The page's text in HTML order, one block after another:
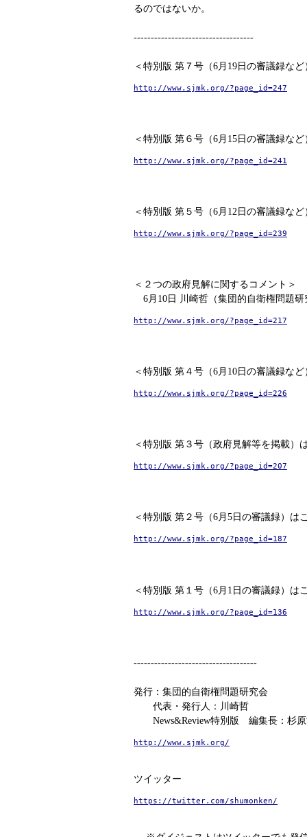
るのではないか。
-----------------------------------
＜特別版 第７号（6月19日の審議録な
http://www.sjmk.org/?page_id=247
＜特別版 第６号（6月15日の審議録な
http://www.sjmk.org/?page_id=241
＜特別版 第５号（6月12日の審議録な
http://www.sjmk.org/?page_id=239
＜２つの政府見解に関するコメント＞
6月10日 川崎哲（集団的自衛権問題研
http://www.sjmk.org/?page_id=217
＜特別版 第４号（6月10日の審議録な
http://www.sjmk.org/?page_id=226
＜特別版 第３号（政府見解等を掲載）
http://www.sjmk.org/?page_id=207
＜特別版 第２号（6月5日の審議録）は
http://www.sjmk.org/?page_id=187
＜特別版 第１号（6月1日の審議録）は
http://www.sjmk.org/?page_id=136
------------------------------------
発行：集団的自衛権問題研究会
代表・発行人：川崎哲
News&Review特別版 編集長：杉原
http://www.sjmk.org/
ツイッター
https://twitter.com/shumonken/